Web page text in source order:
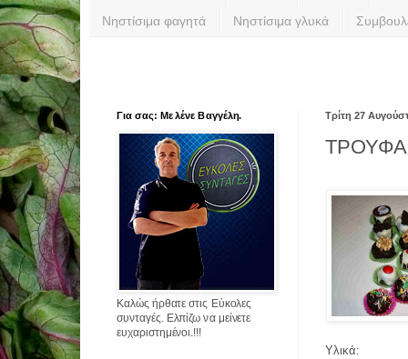
Νηστίσιμα φαγητά Νηστίσιμα γλυκά
Τρίτη 27
Υλικά:
Για σας: Με λένε Βαγγέλη.
Καλώς ήρθατε στις Εύκολες
συνταγές. Ελπίζω να μείνετε
ευχαριστημένοι.!!!